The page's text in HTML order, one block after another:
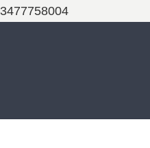
3477758004